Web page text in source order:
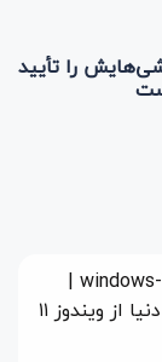
را تأیید